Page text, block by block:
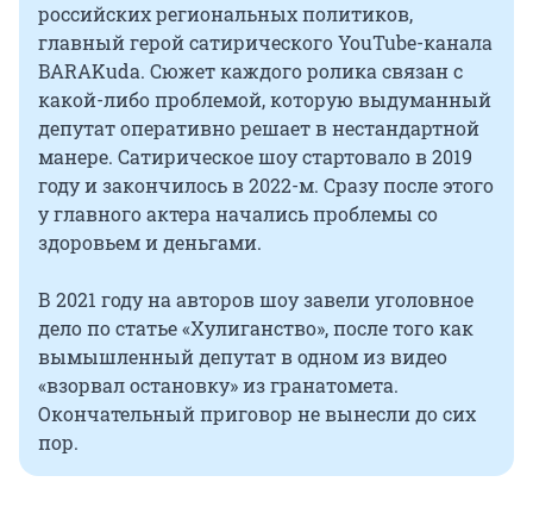
российских региональных политиков,
главный герой сатирического YouTube-канала
BARAKuda. Сюжет каждого ролика связан с
какой-либо проблемой, которую выдуманный
депутат оперативно решает в нестандартной
манере. Сатирическое шоу стартовало в 2019
году и закончилось в 2022-м. Сразу после этого
у главного актера начались проблемы со
здоровьем и деньгами.
В 2021 году на авторов шоу завели уголовное
дело по статье «Хулиганство», после того как
вымышленный депутат в одном из видео
«взорвал остановку» из гранатомета.
Окончательный приговор не вынесли до сих
пор.